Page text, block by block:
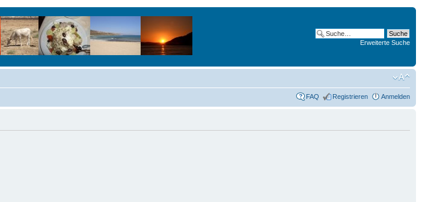
Erweiterte Suche
FAQ Registrieren Anmelden